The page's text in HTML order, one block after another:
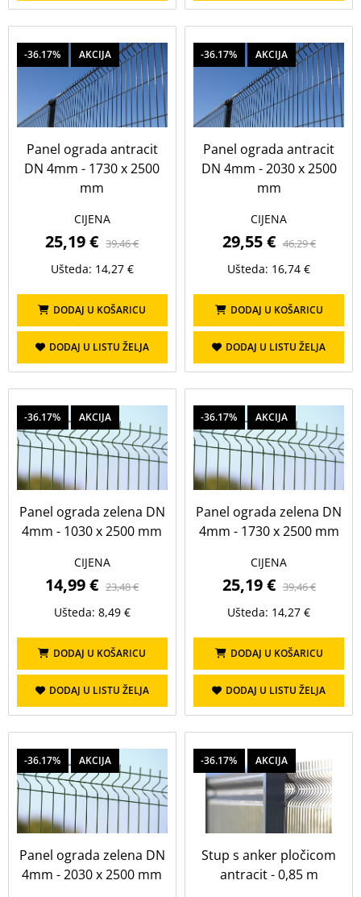
-36.17% AKCIJA
Panel ograda antracit
DN 4mm - 1730 x 2500
mm
CIJENA
25,19 € 39,46 €
Ušteda: 14,27 €
DODAJ U KOŠARICU
DODAJ U LISTU ŽELJA
-36.17% AKCIJA
Panel ograda antracit
DN 4mm - 2030 x 2500
mm
CIJENA
29,55 € 46,29 €
Ušteda: 16,74 €
DODAJ U KOŠARICU
DODAJ U LISTU ŽELJA
-36.17% AKCIJA
Panel ograda zelena DN
4mm - 1030 x 2500 mm
CIJENA
14,99 € 23,48 €
Ušteda: 8,49 €
DODAJ U KOŠARICU
DODAJ U LISTU ŽELJA
-36.17% AKCIJA
Panel ograda zelena DN
4mm - 1730 x 2500 mm
CIJENA
25,19 € 39,46 €
Ušteda: 14,27 €
DODAJ U KOŠARICU
DODAJ U LISTU ŽELJA
-36.17% AKCIJA
Panel ograda zelena DN
4mm - 2030 x 2500 mm
-36.17% AKCIJA
Stup s anker pločicom
antracit - 0,85 m